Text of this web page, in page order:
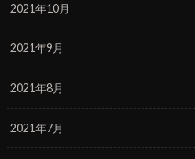
2021年10月
2021年9月
2021年8月
2021年7月